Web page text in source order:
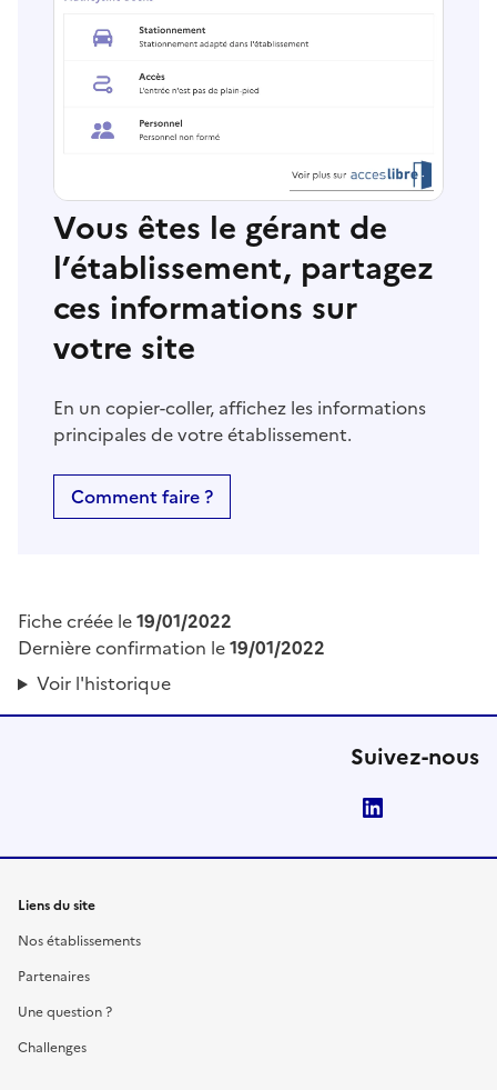
Vous êtes le gérant de
l’établissement, partagez
ces informations sur
votre site
En un copier-coller, affichez les informations
principales de votre établissement.
Comment faire ?
Fiche créée le19/01/2022
Dernière confirmation le19/01/2022
Voir l'historique
Suivez-nous
Liens du site
Nos établissements
Partenaires
Une question ?
Challenges